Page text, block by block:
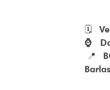
🗓️
⌚
📍